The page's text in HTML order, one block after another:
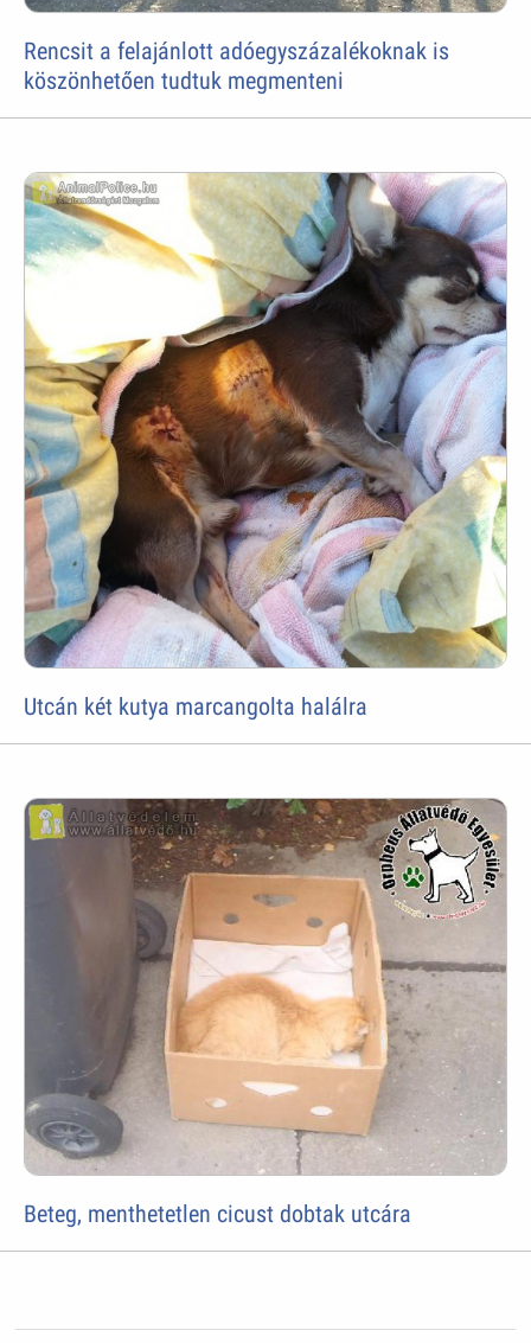
Rencsit a felajánlott adóegyszázalékoknak is
köszönhetően tudtuk megmenteni
Utcán két kutya marcangolta halálra
Beteg, menthetetlen cicust dobtak utcára